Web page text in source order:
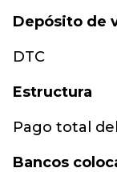
Depósito de
DTC
Estructura
Pago total
Bancos